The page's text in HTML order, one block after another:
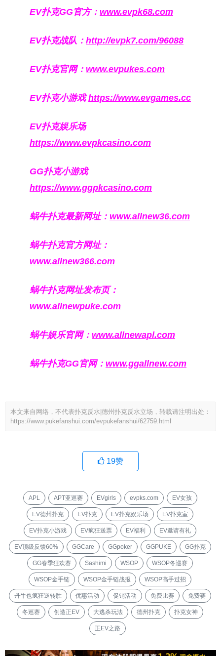
EV扑克GG官方： www.evpk68.com
EV扑克战队： http://evpk7.com/96088
EV扑克官网： www.evpukes.com
EV扑克小游戏https://www.evgames.cc
EV扑克娱乐场
https://www.evpkcasino.com
GG扑克小游戏
https://www.ggpkcasino.com
蜗牛扑克最新网址： www.allnew36.com
蜗牛扑克官方网址：
www.allnew366.com
蜗牛扑克网址发布页：
www.allnewpuke.com
蜗牛娱乐官网： www.allnewapl.com
蜗牛扑克GG官网： www.ggallnew.com
本文来自网络，不代表扑克反水|德州扑克反水立场，转载请注明出处：
https://www.pukefanshui.com/evpukefanshui/62759.html
19赞
APL APT亚巡赛 EVgirls evpks.com EV女孩
EV德州扑克 EV扑克 EV扑克娱乐场 EV扑克室
EV扑克小游戏 EV疯狂送票 EV福利 EV邀请有礼
EV顶级反馈60% GGCare GGpoker GGPUKE GG扑克
GG春季狂欢赛 Sashimi WSOP WSOP冬巡赛
WSOP金手链 WSOP金手链战报 WSOP高手过招
丹牛也疯狂逆转胜 优惠活动 促销活动 免费比赛 免费赛
冬巡赛 创造正EV 大逃杀玩法 德州扑克 扑克女神
正EV之路